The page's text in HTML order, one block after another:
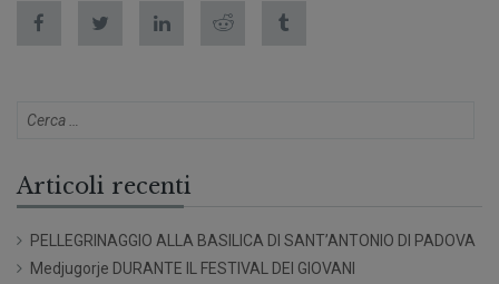
Articoli recenti
PELLEGRINAGGIO ALLA BASILICA DI SANT’ANTONIO DI PADOVA
Medjugorje DURANTE IL FESTIVAL DEI GIOVANI